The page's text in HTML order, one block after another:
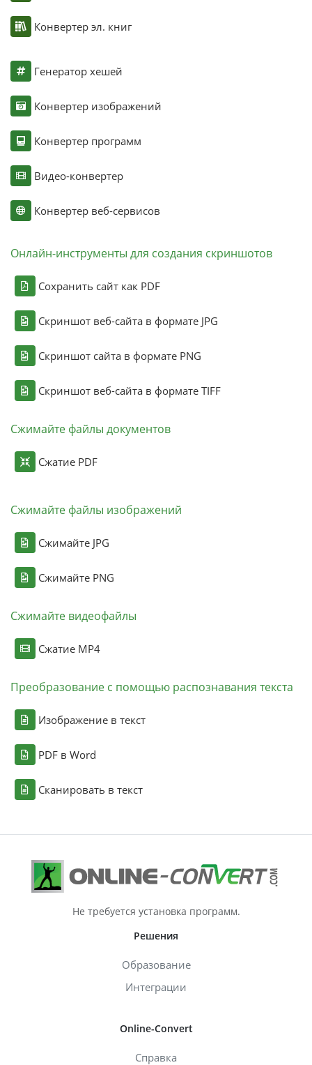
Конвертер эл. книг
Генератор хешей
Конвертер изображений
Конвертер программ
Видео-конвертер
Конвертер веб-сервисов
Онлайн-инструменты для создания скриншотов
Сохранить сайт как PDF
Скриншот веб-сайта в формате JPG
Скриншот сайта в формате PNG
Скриншот веб-сайта в формате TIFF
Сжимайте файлы документов
Сжатие PDF
Сжимайте файлы изображений
Сжимайте JPG
Сжимайте PNG
Сжимайте видеофайлы
Сжатие MP4
Преобразование с помощью распознавания текста
Изображение в текст
PDF в Word
Сканировать в текст
Не требуется установка программ.
Решения
Образование
Интеграции
Online-Convert
Справка